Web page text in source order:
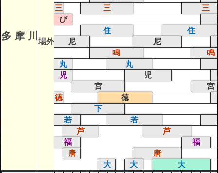
多 摩 川 場外
三
三
三
び
住
住
尼
尼
鳴
鳴
丸
丸
児
児
宮
宮
徳
徳
下
若
若
芦
芦
福
福
唐
唐
大
大
大